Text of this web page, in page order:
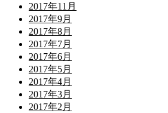
2017年11月
2017年9月
2017年8月
2017年7月
2017年6月
2017年5月
2017年4月
2017年3月
2017年2月